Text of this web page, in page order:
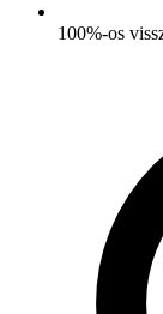
100%-os